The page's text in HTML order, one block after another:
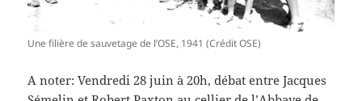
Une filière de sauvetage de l’OSE, 1941 (Crédit OSE)
A noter: Vendredi 28 juin à 20h, débat entre Jacques